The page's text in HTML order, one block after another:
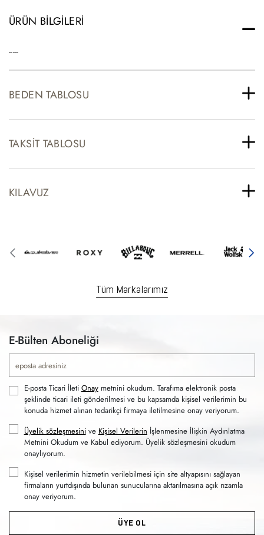
ÜRÜN BILGILERI
-----
BEDEN TABLOSU
TAKSIT TABLOSU
KILAVUZ
Tüm Markalarımız
E-Bülten Aboneliği
E-posta Ticari İleti Onaymetnini okudum. Tarafıma elektronik posta
şeklinde ticari ileti gönderilmesi ve bu kapsamda kişisel verilerimin bu
konuda hizmet alınan tedarikçi firmaya iletilmesine onay veriyorum.
Üyelik sözleşmesinive Kişisel Verilerin İşlenmesine İlişkin Aydınlatma
Metnini Okudum ve Kabul ediyorum. Üyelik sözleşmesini okudum
onaylıyorum.
Kişisel verilerimin hizmetin verilebilmesi için site altyapısını sağlayan
firmaların yurtdışında bulunan sunucularına aktarılmasına açık rızamla
onay veriyorum.
ÜYE OL